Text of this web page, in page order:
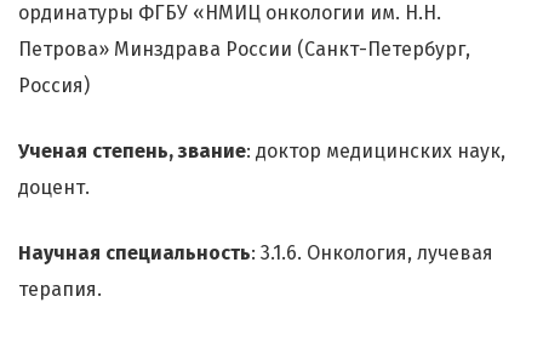
ординатуры ФГБУ «НМИЦ онкологии им. Н.Н.
Петрова» Минздрава России (Санкт-Петербург,
Россия)
Ученая степень, звание: доктор медицинских наук,
доцент.
Научная специальность: 3.1.6. Онкология, лучевая
терапия.